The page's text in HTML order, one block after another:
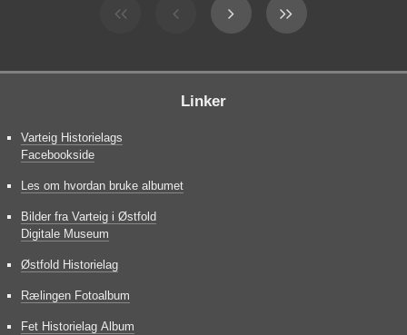
Linker
Varteig Historielags
Facebookside
Les om hvordan bruke albumet
Bilder fra Varteig i Østfold
Digitale Museum
Østfold Historielag
Rælingen Fotoalbum
Fet Historielag Album